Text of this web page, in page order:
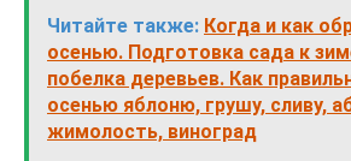
Читайте также: Когда и как
осенью. Подготовка сада к
побелка деревьев. Как
осенью яблоню, грушу, сливу,
жимолость, виноград